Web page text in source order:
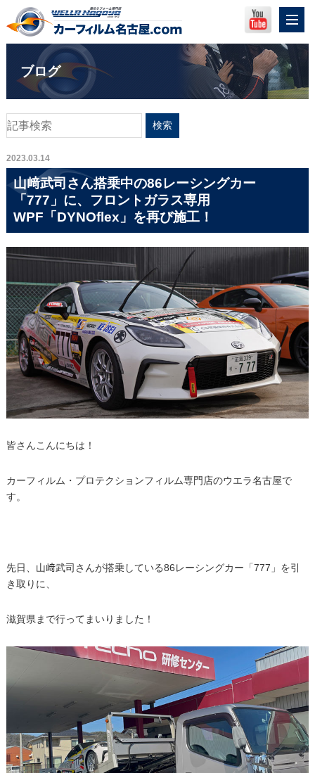
ブログ
2023.03.14
山﨑武司さん搭乗中の86レーシングカー
「777」に、フロントガラス専用
WPF「DYNOflex」を再び施工！
皆さんこんにちは！
カーフィルム・プロテクションフィルム専門店のウエラ名古屋で
す。
先日、山﨑武司さんが搭乗している86レーシングカー「777」を引
き取りに、
滋賀県まで行ってまいりました！